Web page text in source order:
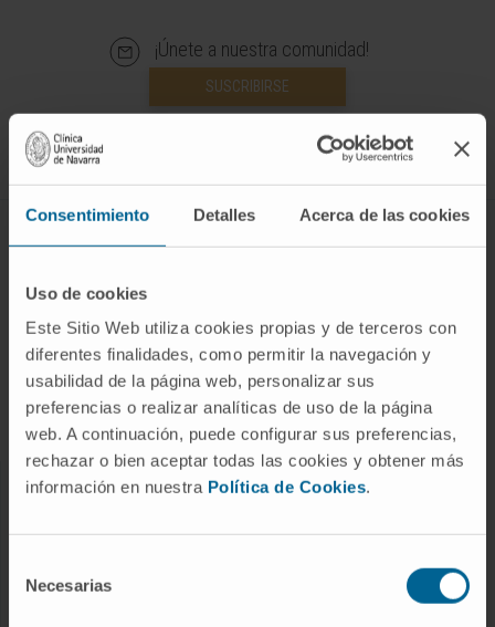
Consentimiento Detalles Acerca de las cookies
Uso de cookies
Este Sitio Web utiliza cookies propias y de terceros con
diferentes finalidades, como permitir la navegación y
usabilidad de la página web, personalizar sus
preferencias o realizar analíticas de uso de la página
web. A continuación, puede configurar sus preferencias,
rechazar o bien aceptar todas las cookies y obtener más
información en nuestra Política de Cookies.
Necesarias
¡Únete a nuestra comunidad!
SUSCRIBIRSE
ENFERMEDADES Y TRATAMIENTOS
Enfermedades
Pruebas diagnósticas
Tratamientos
Cuidados en casa
Chequeos y salud
Conozca a los profesionales